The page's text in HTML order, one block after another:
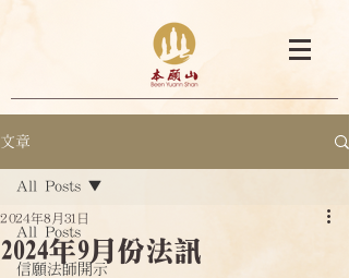
文章
All Posts
信願法師開示
All Posts
2024年9月份法訊
2024年8月31日